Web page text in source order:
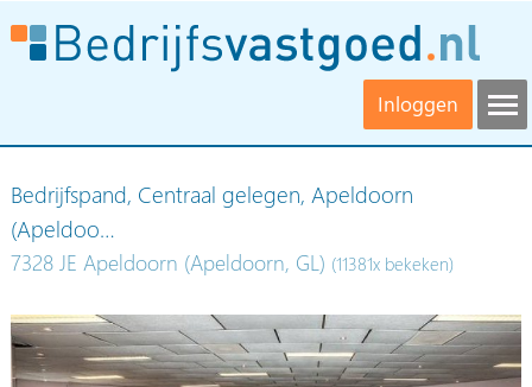
Inloggen
Bedrijfspand, Centraal gelegen, Apeldoorn
(Apeldoo…
7328 JE Apeldoorn (Apeldoorn, GL) (11381x bekeken)